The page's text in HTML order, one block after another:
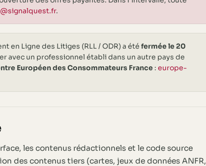
.
en Ligne des Litiges (RLL / ODR) a été fermée le 20
avec un professionnel établi dans un autre pays de
Européen des Consommateurs France : europe-
les contenus rédactionnels et le code source
des contenus tiers (cartes, jeux de données ANFR,